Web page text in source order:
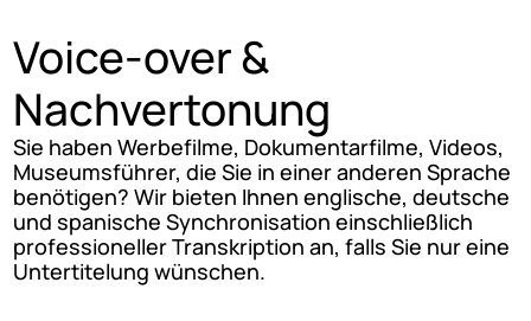
Voice-over &
Nachvertonung
Sie haben Werbefilme, Dokumentarfilme, Videos,
Museumsführer, die Sie in einer anderen Sprache
benötigen? Wir bieten Ihnen englische, deutsche
und spanische Synchronisation einschließlich
professioneller Transkription an, falls Sie nur eine
Untertitelung wünschen.